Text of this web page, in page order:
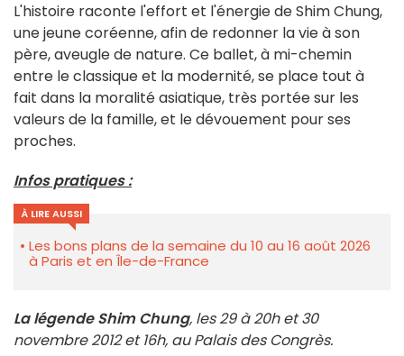
L'histoire raconte l'effort et l'énergie de Shim Chung,
une jeune coréenne, afin de redonner la vie à son
père, aveugle de nature. Ce ballet, à mi-chemin
entre le classique et la modernité, se place tout à
fait dans la moralité asiatique, très portée sur les
valeurs de la famille, et le dévouement pour ses
proches.
Infos pratiques :
À LIRE AUSSI
Les bons plans de la semaine du 10 au 16 août 2026
à Paris et en Île-de-France
La légende Shim Chung, les 29 à 20h et 30
novembre 2012 et 16h, au Palais des Congrès.